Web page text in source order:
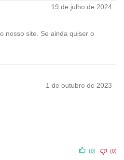
19 de julho de 2024
nosso site. Se ainda quiser o
1 de outubro de 2023
(0) (0)